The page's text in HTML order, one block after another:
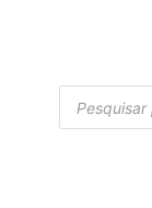
search